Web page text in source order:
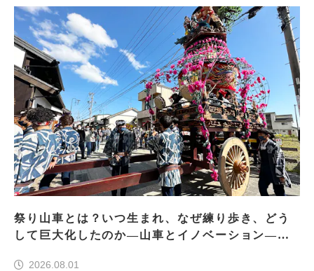
祭り山車とは？いつ生まれ、なぜ練り歩き、どう
して巨大化したのか―山車とイノベーション―＜
2026.08.01